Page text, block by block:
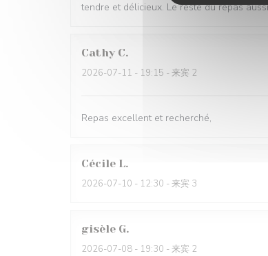
tendre et délicieux. Le reste du repas
Cathy C
2026-07-11 - 19:15 - 来宾 2
Repas excellent et recherché,
Cécile L
2026-07-10 - 12:30 - 来宾 3
gisèle G
2026-07-08 - 19:30 - 来宾 2